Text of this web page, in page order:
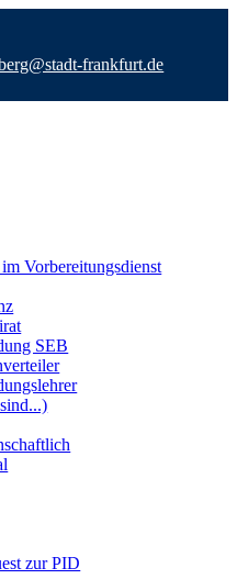
frankfurt.de
Vorbereitungsdienst
SEB
zur PID